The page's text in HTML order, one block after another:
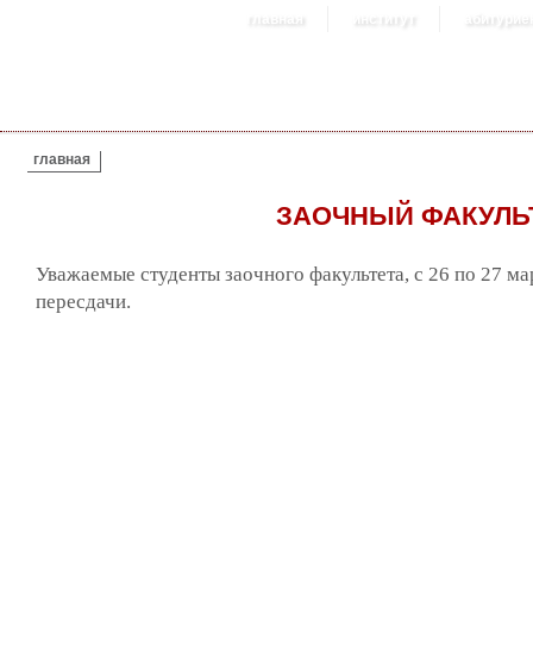
главная институт
ВЫ ЗДЕСЬ
главная
ЗАОЧНЫЙ
Уважаемые студенты заочного факультета, с 26 по 27
пересдачи.